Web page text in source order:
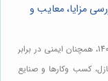
مزایا، معایب و
شارژ کپسول آتش نشانی در تهران - در سال 1403، همچنان ایمنی در برابر
کسب وکارها و صنایع